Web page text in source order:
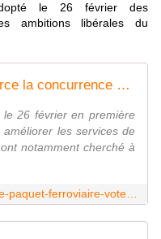
le 26 février des
ambitions libérales du
Le Parlement européen renforce la concurrence dans le paquet ferroviaire
26 février en première
les services de
notamment ​cherché à